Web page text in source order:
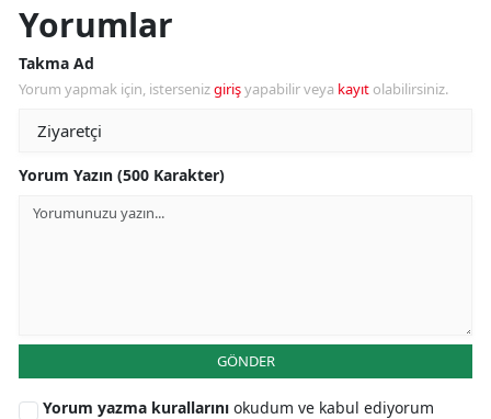
Yorumlar
Takma Ad
Yorum yapmak için, istersenizgirişyapabilir veya kayıt olabilirsiniz.
Yorum Yazın (500 Karakter)
GÖNDER
Yorum yazma kurallarını okudum ve kabul ediyorum